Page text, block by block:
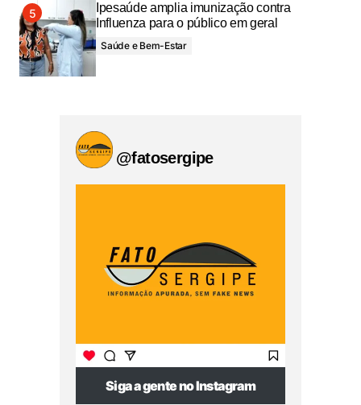
Ipesaúde amplia imunização contra
Influenza para o público em geral
Saúde e Bem-Estar
@fatosergipe
Siga a gente no Instagram